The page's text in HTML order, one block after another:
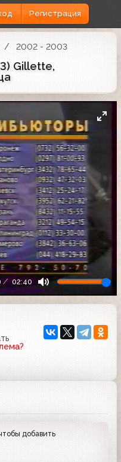
Регистрация
2002 - 2003
Gillette,
02:40
добавить